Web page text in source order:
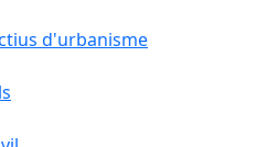
d'urbanisme